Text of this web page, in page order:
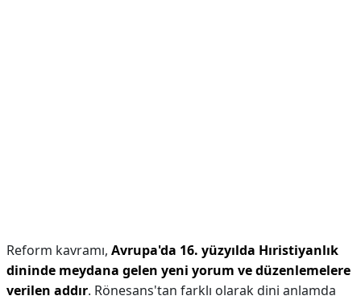
Reform kavramı, Avrupa'da 16. yüzyılda Hıristiyanlık
dininde meydana gelen yeni yorum ve düzenlemelere
verilen addır. Rönesans'tan farklı olarak dini anlamda